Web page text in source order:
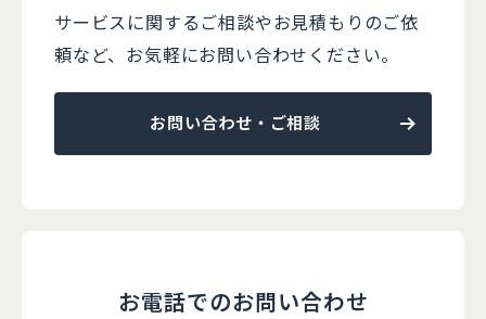
サービスに関するご相談やお見積もりのご依
頼など、 お気軽にお問い合わせください。
お問い合わせ・ご相談
お電話でのお問い合わせ